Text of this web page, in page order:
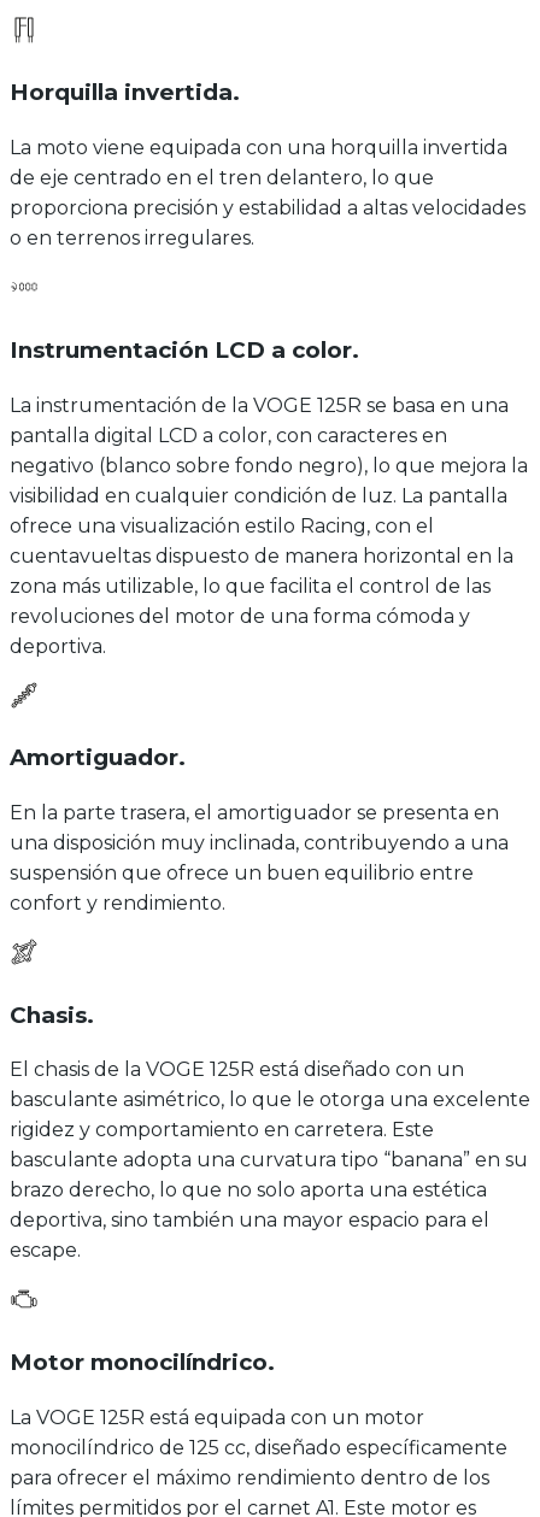
Horquilla invertida.
La moto viene equipada con una horquilla invertida
de eje centrado en el tren delantero, lo que
proporciona precisión y estabilidad a altas velocidades
o en terrenos irregulares.
Instrumentación LCD a color.
La instrumentación de la VOGE 125R se basa en una
pantalla digital LCD a color, con caracteres en
negativo (blanco sobre fondo negro), lo que mejora la
visibilidad en cualquier condición de luz. La pantalla
ofrece una visualización estilo Racing, con el
cuentavueltas dispuesto de manera horizontal en la
zona más utilizable, lo que facilita el control de las
revoluciones del motor de una forma cómoda y
deportiva.
Amortiguador.
En la parte trasera, el amortiguador se presenta en
una disposición muy inclinada, contribuyendo a una
suspensión que ofrece un buen equilibrio entre
confort y rendimiento.
Chasis.
El chasis de la VOGE 125R está diseñado con un
basculante asimétrico, lo que le otorga una excelente
rigidez y comportamiento en carretera. Este
basculante adopta una curvatura tipo “banana” en su
brazo derecho, lo que no solo aporta una estética
deportiva, sino también una mayor espacio para el
escape.
Motor monocilíndrico.
La VOGE 125R está equipada con un motor
monocilíndrico de 125 cc, diseñado específicamente
para ofrecer el máximo rendimiento dentro de los
límites permitidos por el carnet A1. Este motor es